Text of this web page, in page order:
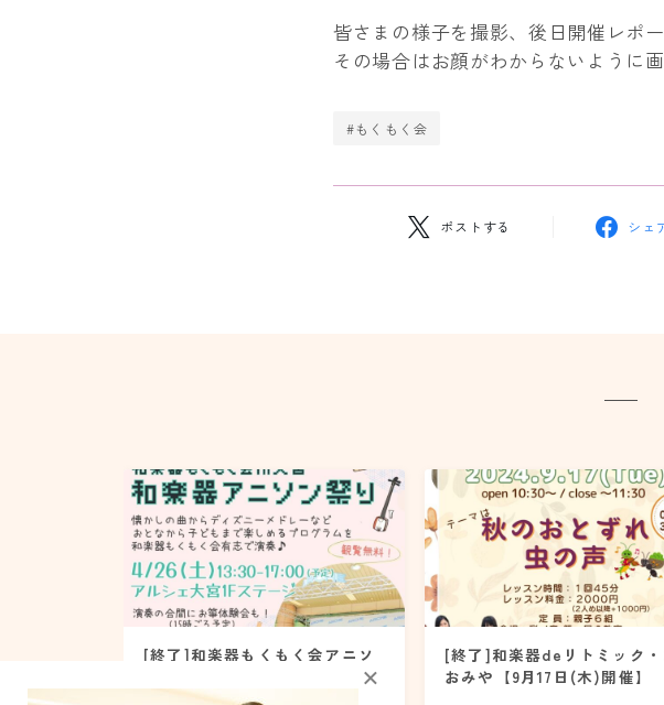
皆さまの様子を撮影、後日開催レポ
その場合はお顔がわからないように
#もくもく会
ポストする シェ
[終了]和楽器もくもく会アニソ
[終了]和楽器deリトミック
おみや【9月17日(木)開催】
×